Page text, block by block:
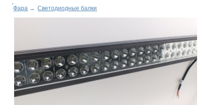
Фара → Светодиодные балки